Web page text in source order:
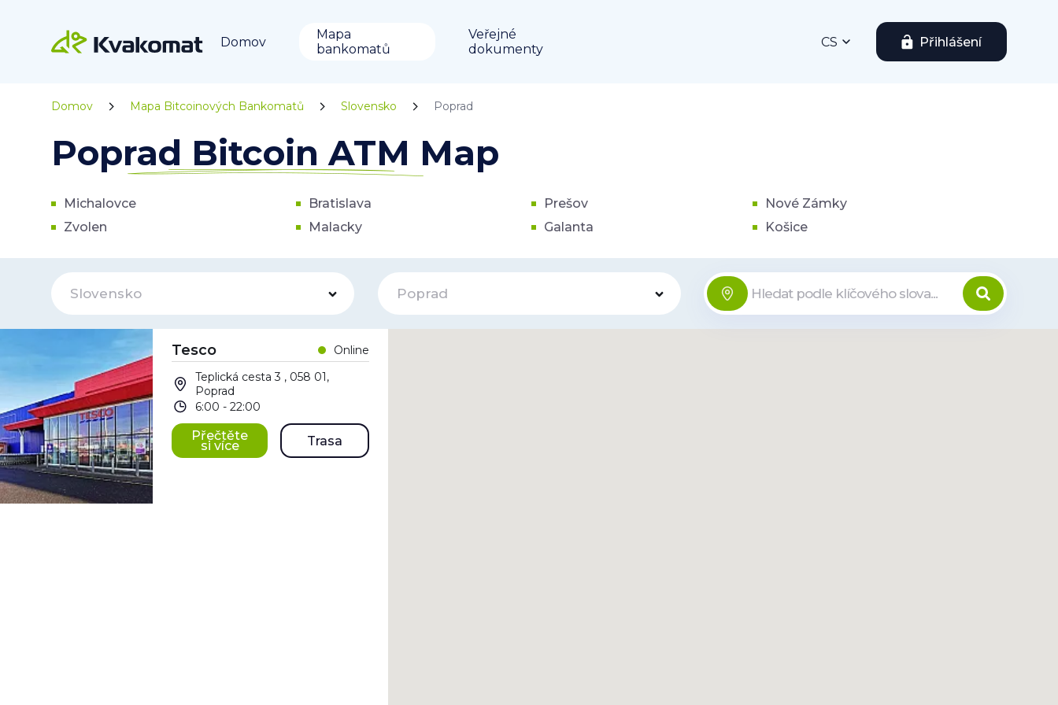
Domov
Mapa
bankomatů
Veřejné
dokumenty
CS Přihlášení
Domov Mapa Bitcoinových Bankomatů Slovensko Poprad
Poprad Bitcoin ATM Map
Michalovce
Zvolen
Bratislava
Malacky
Prešov
Galanta
Nové Zámky
Košice
Slovensko Poprad
Tesco
Online
Teplická cesta 3 , 058 01,
Poprad
6:00 - 22:00
Přečtěte
si více Trasa